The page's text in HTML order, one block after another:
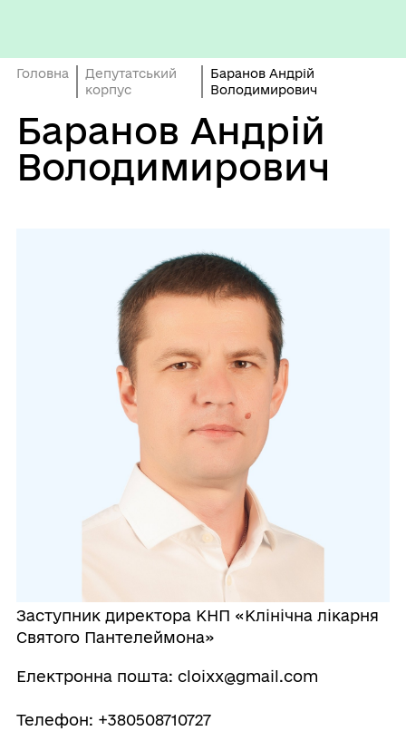
Головна
Депутатський
корпус
Баранов Андрій
Володимирович
Баранов Андрій
Володимирович
Заступник директора КНП «Клінічна лікарня
Святого Пантелеймона»
Електронна пошта: cloixx@gmail.com
Телефон: +380508710727